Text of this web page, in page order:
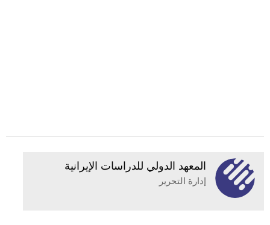
المعهد الدولي للدراسات الإيرانية
إدارة التحرير